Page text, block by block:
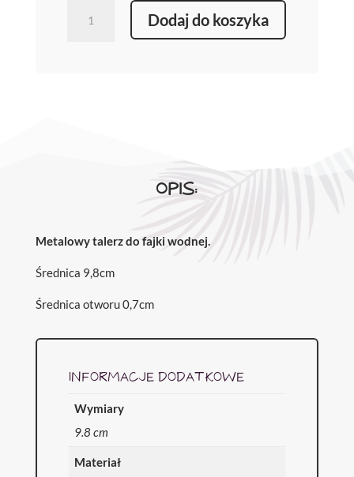
Dodaj do koszyka
OPIS:
Metalowy talerz do fajki wodnej.
Średnica 9,8cm
Średnica otworu 0,7cm
INFORMACJE DODATKOWE
Wymiary
9.8 cm
Materiał